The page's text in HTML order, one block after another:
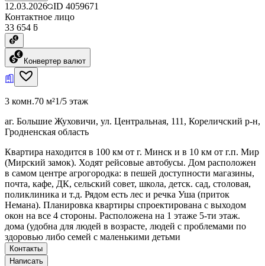
12.03.2026 ID 4059671
Контактное лицо
33 654 ƃ
Конвертер валют
3 комн.70 м²1/5 этаж
аг. Большие Жуховичи, ул. Центральная, 111, Кореличский р-н,
Гродненская область
Квартира находится в 100 км от г. Минск и в 10 км от г.п. Мир
(Мирский замок). Ходят рейсовые автобусы. Дом расположен
в самом центре агрогородка: в пешей доступности магазины,
почта, кафе, ДК, сельский совет, школа, детск. сад, столовая,
поликлиника и т.д. Рядом есть лес и речка Уша (приток
Немана). Планировка квартиры спроектирована с выходом
окон на все 4 стороны. Расположена на 1 этаже 5-ти этаж.
дома (удобна для людей в возрасте, людей с проблемами по
здоровью либо семей с маленькими детьми
Контакты
Написать